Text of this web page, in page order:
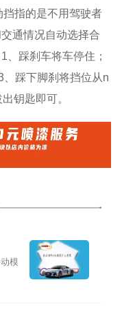
指的是不用驾驶者
通情况自动选择合
、踩刹车将车停住；
踩下脚刹将挡位从n
钥匙即可。
模